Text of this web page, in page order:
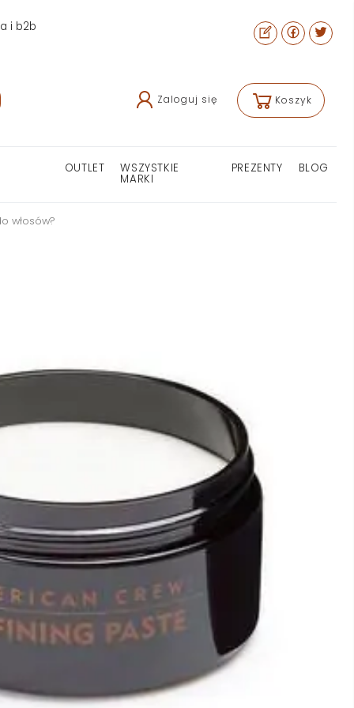
i b2b
Zaloguj się Koszyk
OUTLET WSZYSTKIE
MARKI
PREZENTY BLOG
włosów?